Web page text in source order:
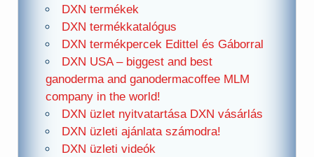
DXN termékek
DXN termékkatalógus
DXN termékpercek Edittel és Gáborral
DXN USA – biggest and best
ganoderma and ganodermacoffee MLM
company in the world!
DXN üzlet nyitvatartása DXN vásárlás
DXN üzleti ajánlata számodra!
DXN üzleti videók